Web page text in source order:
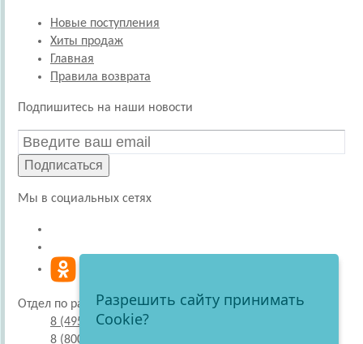
Новые поступления
Хиты продаж
Главная
Правила возврата
Подпишитесь на наши новости
Подписаться
Мы в социальных сетях
Отдел по работе с покупателями
8 (495) 220-51-30
8 (800) 707-27-19
Разрешить сайту принимать
Cookie?